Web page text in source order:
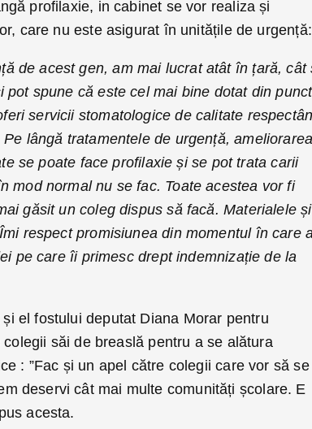
profilaxie, in cabinet se vor realiza și
care nu este asigurat în unitățile de urgență:
de acest gen, am mai lucrat atât în țară, cât
spune că este cel mai bine dotat din
servicii stomatologice de calitate
lângă tratamentele de urgență,
se poate face profilaxie și se pot trata carii
mod normal nu se fac. Toate acestea vor fi
găsit un coleg dispus să facă. Materialele și
respect promisiunea din momentul în care
pe care îi primesc drept indemnizație de la
el fostului deputat Diana Morar pentru
săi de breaslă pentru a se alătura
: ”Fac și un apel către colegii care vor să se
deservi cât mai multe comunități școlare. E
acesta.